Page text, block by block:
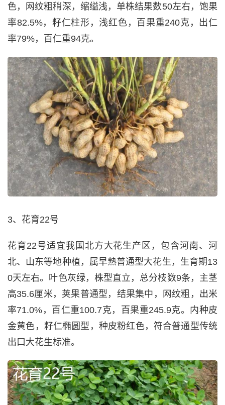
色，网纹粗稍深，缩缢浅，单株结果数50左右，饱果
率82.5%，籽仁柱形，浅红色，百果重240克，出仁
率79%，百仁重94克。
3、花育22号
花育22号适宜我国北方大花生产区，包含河南、河
北、山东等地种植，属早熟普通型大花生，生育期13
0天左右。叶色灰绿，株型直立，总分枝数9条，主茎
高35.6厘米，荚果普通型，结果集中，网纹粗，出米
率71.0%，百仁重100.7克，百果重245.9克。内种皮
金黄色，籽仁椭圆型，种皮粉红色，符合普通型传统
出口大花生标准。